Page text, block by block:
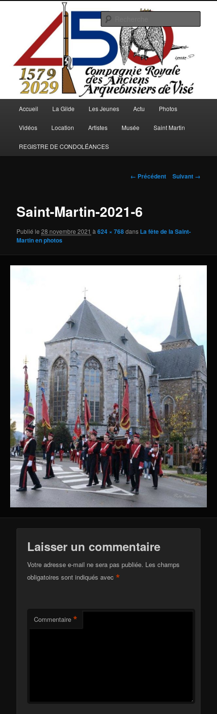
Arquebusiers.eu
Accueil La Gilde Les Jeunes Actu Photos
Vidéos Location Artistes Musée Saint Martin
REGISTRE DE CONDOLÉANCES
Navigation
← Précédent Suivant →
Saint-Martin-2021-6
Publié le28 novembre 2021 à624 × 768dans La fête de la Saint-
Martin en photos
Laisser un commentaire
Votre adresse e-mail ne sera pas publiée. Les champs
obligatoires sont indiqués avec*
Commentaire *